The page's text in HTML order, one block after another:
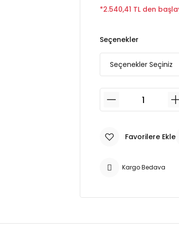
*2.540,41 TL den
Seçenekler
Kargo Bedava